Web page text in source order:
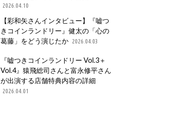
2026.04.10
【彩和矢さんインタビュー】『嘘つ
きコインランドリー』健太の「心の
葛藤」をどう演じたか 2026.04.03
『嘘つきコインランドリー Vol.3＋
Vol.4』猿飛総司さんと富永修平さん
が出演する店舗特典内容の詳細
2026.04.01